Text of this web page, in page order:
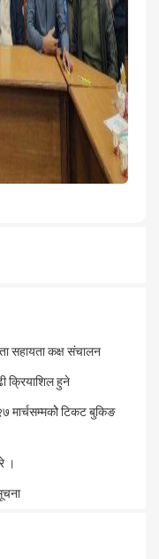
सहायता कक्ष संचालन
क्रियाशिल हुने
मार्चसम्मकोे टिकट बुकिङ
।